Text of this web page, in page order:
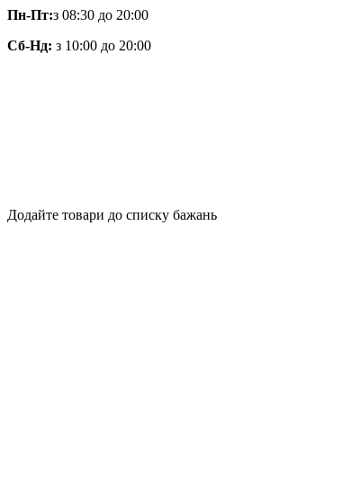
Пн-Пт:з 08:30 до 20:00
Сб-Нд: з 10:00 до 20:00
Додайте товари до списку бажань